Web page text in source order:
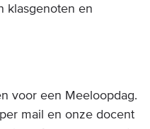
klasgenoten en
voor een Meeloopdag.
mail en onze docent